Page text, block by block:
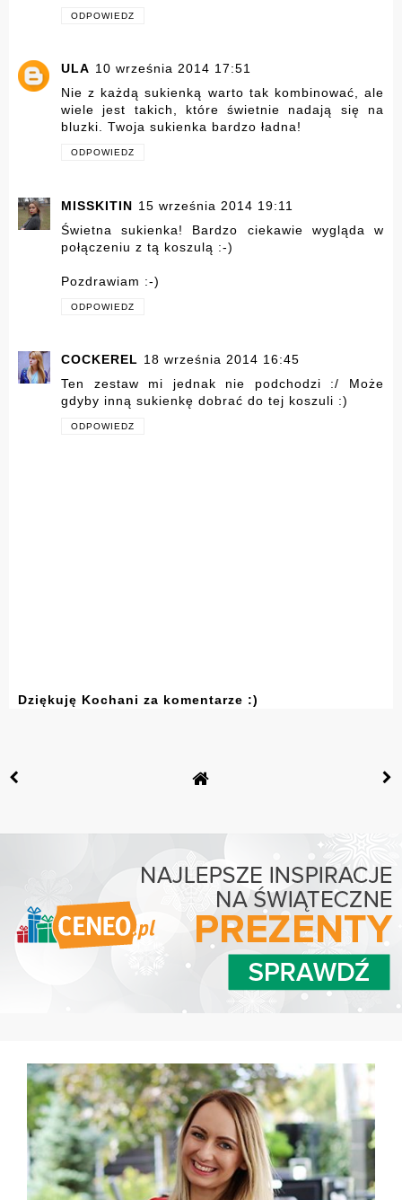
ODPOWIEDZ
ULA 10 września 2014 17:51
Nie z każdą sukienką warto tak kombinować, ale
wiele jest takich, które świetnie nadają się na
bluzki. Twoja sukienka bardzo ładna!
ODPOWIEDZ
MISSKITIN 15 września 2014 19:11
Świetna sukienka! Bardzo ciekawie wygląda w
połączeniu z tą koszulą :-)
Pozdrawiam :-)
ODPOWIEDZ
COCKEREL 18 września 2014 16:45
Ten zestaw mi jednak nie podchodzi :/ Może
gdyby inną sukienkę dobrać do tej koszuli :)
ODPOWIEDZ
Dziękuję Kochani za komentarze :)